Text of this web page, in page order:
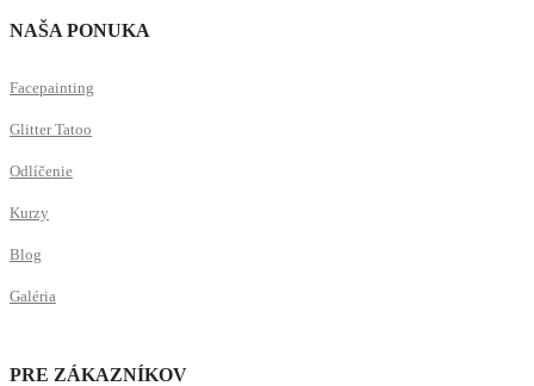
NAŠA PONUKA
Facepainting
Glitter Tatoo
Odlíčenie
Kurzy
Blog
Galéria
PRE ZÁKAZNÍKOV